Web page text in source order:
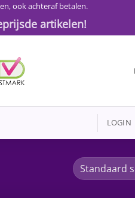
ook achteraf betalen.
artikelen!
LOGIN